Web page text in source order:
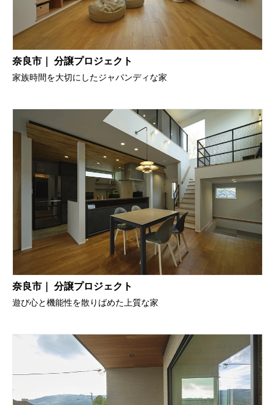
奈良市｜ 分譲プロジェクト
家族時間を大切にしたジャパンディな家
奈良市｜ 分譲プロジェクト
遊び心と機能性を散りばめた上質な家